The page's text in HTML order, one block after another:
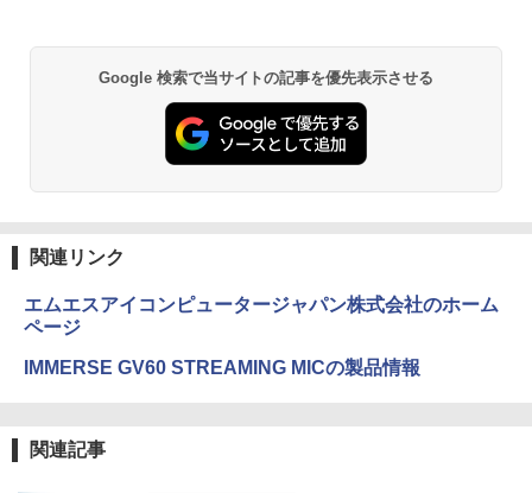
ワイド液晶 フルHD cpu N95/N5095/N34
50 メモリ 8GB 12GB 16GB 32GB SSD
128GB 256GB 512GB 1TB USB3.0 初期
￥33,680
￥11,980
ET ラベルレス ×8本
異世界居酒屋「のぶ」(22) (角川コミックス・
￥832
スーパーの裏でヤニ吸うふたり 9巻 (デジタル
Google 検索で当サイトの記事を優先表示させる
関連リンク
エムエスアイコンピュータージャパン株式会社のホーム
ページ
IMMERSE GV60 STREAMING MICの製品情報
関連記事